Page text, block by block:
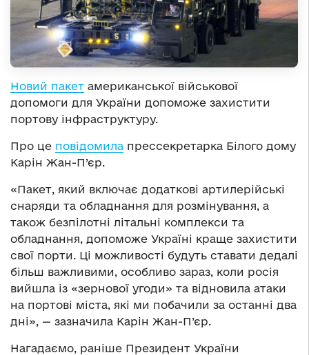
Новий пакет американської військової
допомоги для України допоможе захистити
портову інфраструктуру.
Про це повідомила прессекретарка Білого дому
Карін Жан-П’єр.
«Пакет, який включає додаткові артилерійські
снаряди та обладнання для розмінування, а
також безпілотні літальні комплекси та
обладнання, допоможе Україні краще захистити
свої порти. Ці можливості будуть ставати дедалі
більш важливими, особливо зараз, коли росія
вийшла із «зернової угоди» та відновила атаки
на портові міста, які ми побачили за останні два
дні», — зазначила Карін Жан-П’єр.
Нагадаємо, раніше Президент України